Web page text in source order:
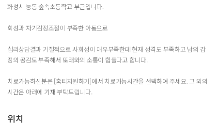
화성시 능동 숲속초등학교 부근입니다.
회성과 자기감정조절이 부족한 아동으로
심리상담결과 기질적으로 사회성이 매우부족한데 현재 성격도 부족하고 남의 감
정의 공감도 부족해서 또래와의 소통이 힘들다고 합니다.
치료가능하신분은 [홈티지원하기]에서 치료가능시간을 선택하여 주세요. 그 외의
시간은 아래에 기재 부탁드립니다.
위치